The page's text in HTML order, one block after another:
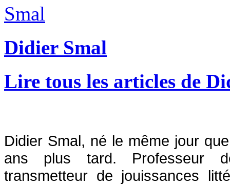
Didier Smal
Lire tous les articles de
Didier Smal, né le même jour
ans plus tard. Professeur
transmetteur de jouissances